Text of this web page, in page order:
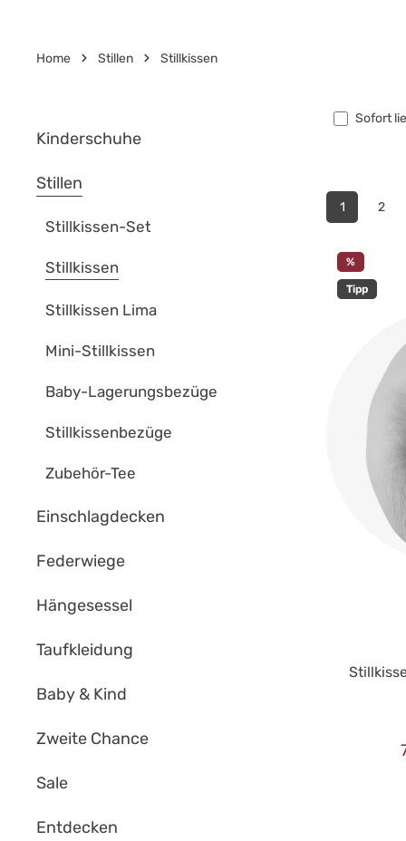
Home Stillen Stillkissen
Kinderschuhe
Stillen
Stillkissen-Set
Stillkissen
Stillkissen Lima
Mini-Stillkissen
Baby-Lagerungsbezüge
Stillkissenbezüge
Zubehör-Tee
Einschlagdecken
Federwiege
Hängesessel
Taufkleidung
Baby & Kind
Zweite Chance
Sale
Entdecken
Sofort
1 2
%
Tipp